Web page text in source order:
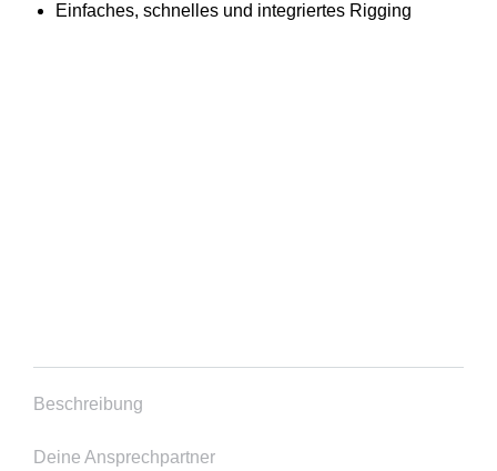
Einfaches, schnelles und integriertes Rigging
Beschreibung
Deine Ansprechpartner